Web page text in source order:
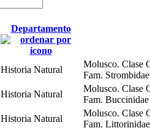
Departamento
Historia Natural
Molusco. Clase
Fam.
Historia Natural
Molusco. Clase
Fam.
Historia Natural
Molusco. Clase
Fam.